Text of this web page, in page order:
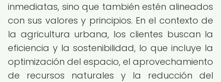
inmediatas, sino que también estén alineados
con sus valores y principios. En el contexto de
la agricultura urbana, los clientes buscan la
eficiencia y la sostenibilidad, lo que incluye la
optimización del espacio, el aprovechamiento
de recursos naturales y la reducción del